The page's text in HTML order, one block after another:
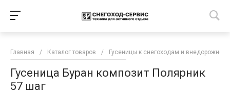
Главная / Каталог товаров / Гусеницы к снегоходам и внедорожной
Гусеница Буран композит Полярник
57 шаг